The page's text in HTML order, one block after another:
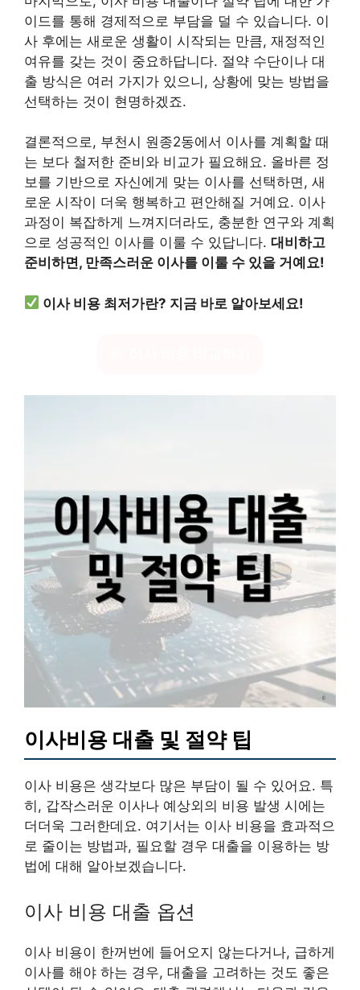
이드를 통해 경제적으로 부담을 덜 수 있습니다. 이
사 후에는 새로운 생활이 시작되는 만큼, 재정적인
여유를 갖는 것이 중요하답니다. 절약 수단이나 대
출 방식은 여러 가지가 있으니, 상황에 맞는 방법을
선택하는 것이 현명하겠죠.
결론적으로, 부천시 원종2동에서 이사를 계획할 때
는 보다 철저한 준비와 비교가 필요해요. 올바른 정
보를 기반으로 자신에게 맞는 이사를 선택하면, 새
로운 시작이 더욱 행복하고 편안해질 거예요. 이사
과정이 복잡하게 느껴지더라도, 충분한 연구와 계획
으로 성공적인 이사를 이룰 수 있답니다. 대비하고
준비하면, 만족스러운 이사를 이룰 수 있을 거예요!
이사 비용 최저가란? 지금 바로 알아보세요!
이사비용 대출 및 절약 팁
이사 비용은 생각보다 많은 부담이 될 수 있어요. 특
히, 갑작스러운 이사나 예상외의 비용 발생 시에는
더더욱 그러한데요. 여기서는 이사 비용을 효과적으
로 줄이는 방법과, 필요할 경우 대출을 이용하는 방
법에 대해 알아보겠습니다.
이사 비용 대출 옵션
이사 비용이 한꺼번에 들어오지 않는다거나, 급하게
이사를 해야 하는 경우, 대출을 고려하는 것도 좋은